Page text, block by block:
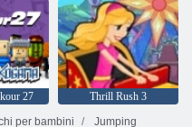
27
Thrill Rush 3
per bambini
Jumping